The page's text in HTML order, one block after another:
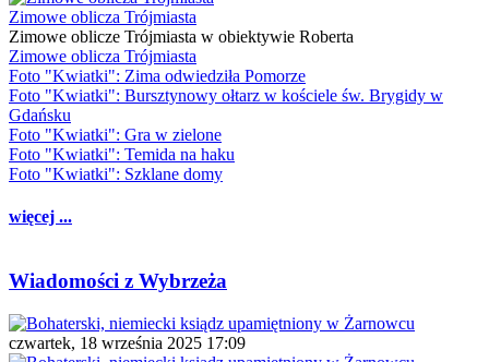
Zimowe oblicza Trójmiasta
Zimowe oblicze Trójmiasta w obiektywie Roberta
Zimowe oblicza Trójmiasta
Foto "Kwiatki": Zima odwiedziła Pomorze
Foto "Kwiatki": Bursztynowy ołtarz w kościele św. Brygidy w
Gdańsku
Foto "Kwiatki": Gra w zielone
Foto "Kwiatki": Temida na haku
Foto "Kwiatki": Szklane domy
więcej ...
Wiadomości z Wybrzeża
czwartek, 18 września 2025 17:09